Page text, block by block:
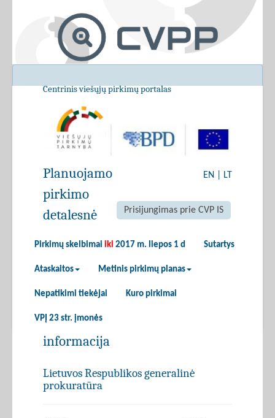
Centrinis viešųjų pirkimų portalas
EN LT
Prisijungimas prie CVP IS
Pirkimų skelbimai iki 2017 m. liepos 1 d Sutartys
Ataskaitos Metinis pirkimų planas
Nepatikimi tiekėjai Kuro pirkimai
VPĮ 23 str. įmonės
Planuojamo
pirkimo
detalesnė
informacija
Lietuvos Respublikos generalinė
prokuratūra